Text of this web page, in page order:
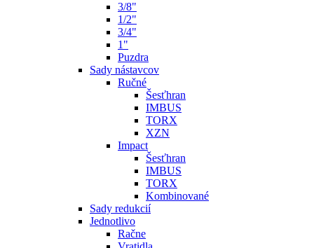
3/8"
1/2"
3/4"
1"
Puzdra
Sady nástavcov
Ručné
Šesťhran
IMBUS
TORX
XZN
Impact
Šesťhran
IMBUS
TORX
Kombinované
Sady redukcií
Jednotlivo
Račne